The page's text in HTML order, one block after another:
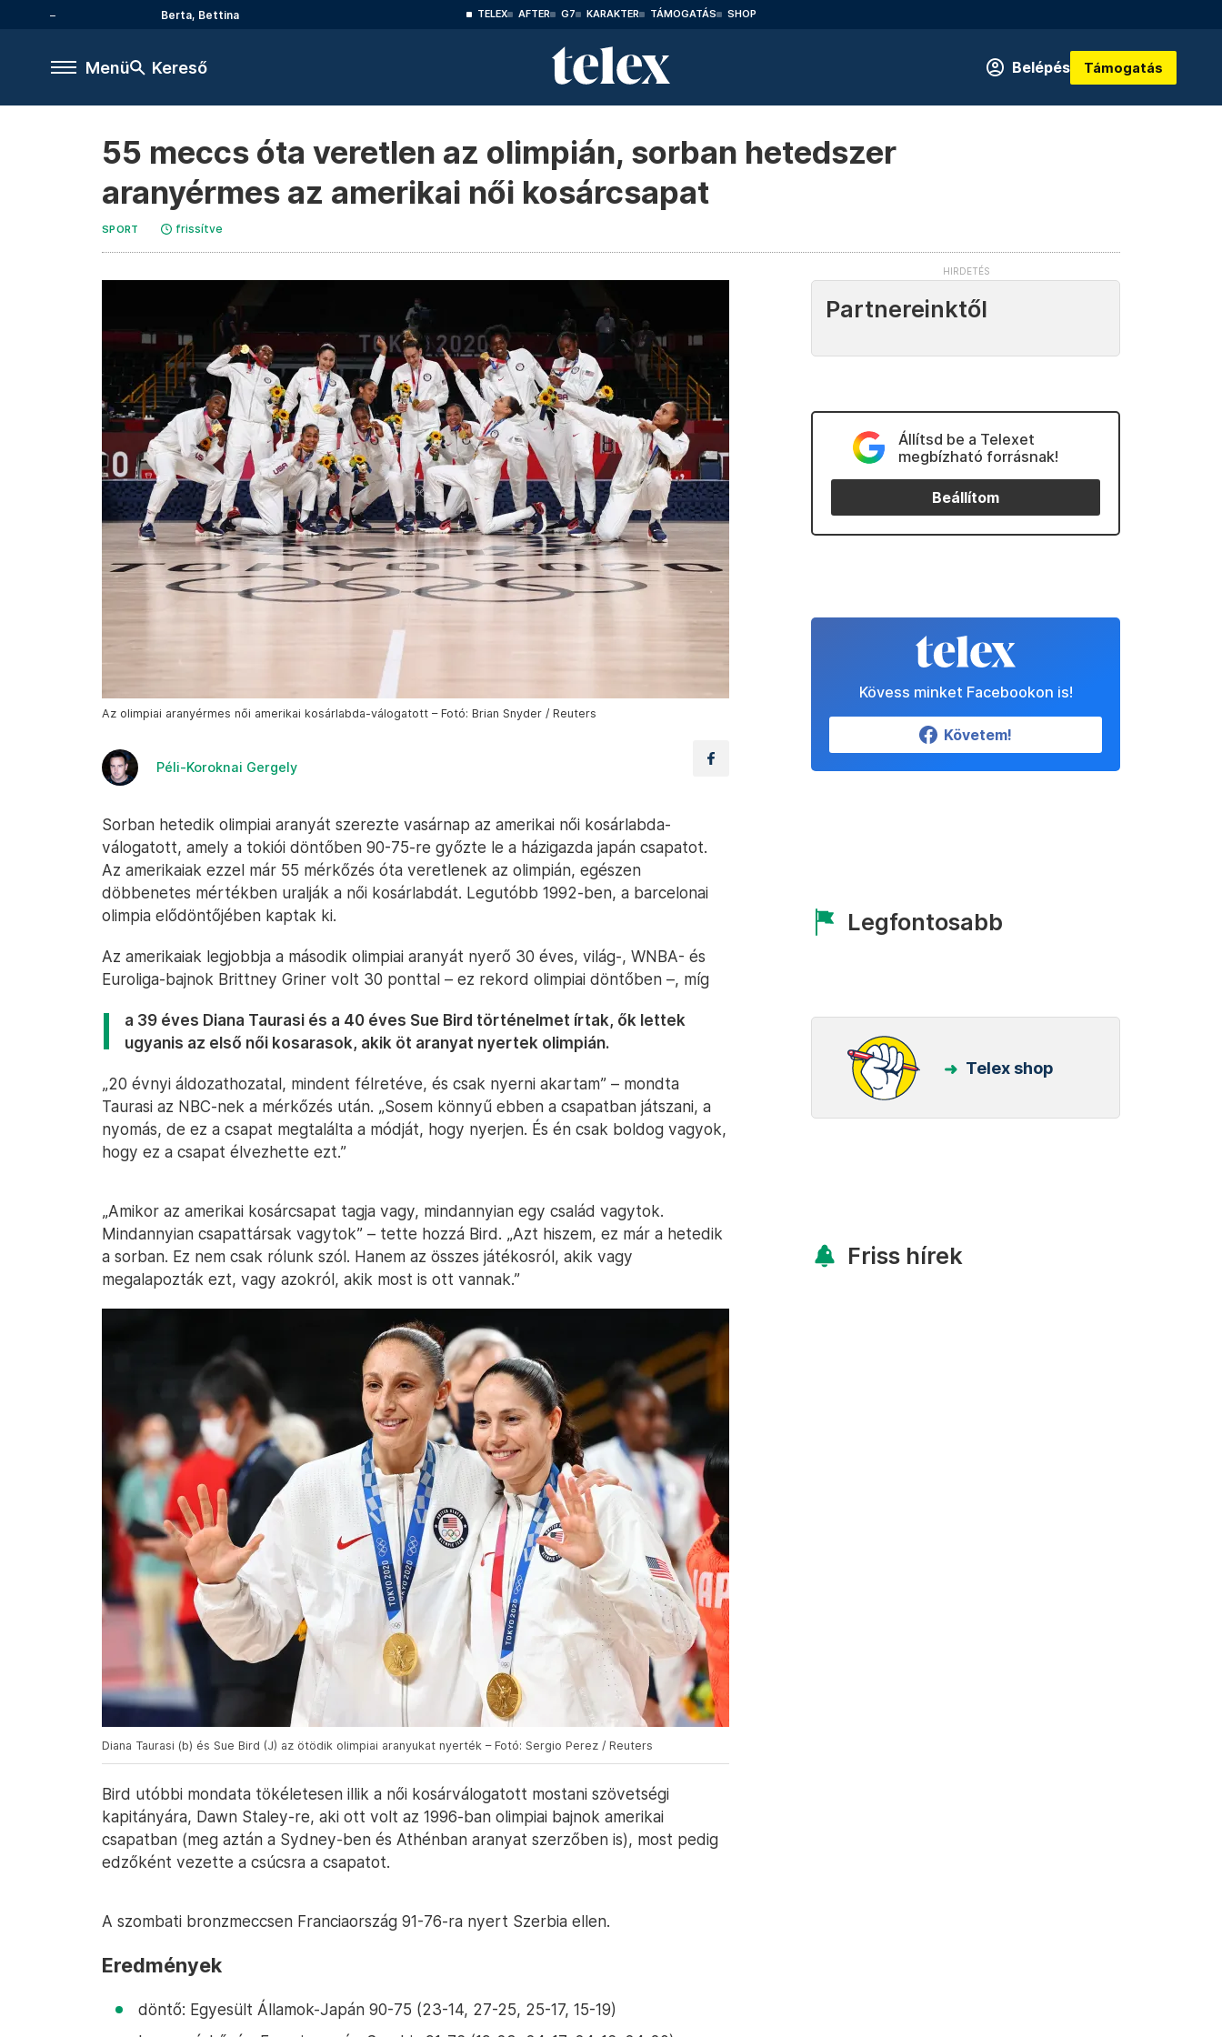
Berta, Bettina TELEX AFTER G7 KARAKTER TÁMOGATÁS SHOP
Menü Kereső Belépés Támogatás
55 meccs óta veretlen az olimpián, sorban hetedszer
aranyérmes az amerikai női kosárcsapat
SPORT frissítve
Az olimpiai aranyérmes női amerikai kosárlabda-válogatott – Fotó: Brian Snyder / Reuters
Péli-Koroknai Gergely
Sorban hetedik olimpiai aranyát szerezte vasárnap az amerikai női kosárlabda-
válogatott, amely a tokiói döntőben 90-75-re győzte le a házigazda japán csapatot.
Az amerikaiak ezzel már 55 mérkőzés óta veretlenek az olimpián, egészen
döbbenetes mértékben uralják a női kosárlabdát. Legutóbb 1992-ben, a barcelonai
olimpia elődöntőjében kaptak ki.
Az amerikaiak legjobbja a második olimpiai aranyát nyerő 30 éves, világ-, WNBA- és
Euroliga-bajnok Brittney Griner volt 30 ponttal – ez rekord olimpiai döntőben –, míg
a 39 éves Diana Taurasi és a 40 éves Sue Bird történelmet írtak, ők lettek
ugyanis az első női kosarasok, akik öt aranyat nyertek olimpián.
„20 évnyi áldozathozatal, mindent félretéve, és csak nyerni akartam” – mondta
Taurasi az NBC-nek a mérkőzés után. „Sosem könnyű ebben a csapatban játszani, a
nyomás, de ez a csapat megtalálta a módját, hogy nyerjen. És én csak boldog vagyok,
hogy ez a csapat élvezhette ezt.”
„Amikor az amerikai kosárcsapat tagja vagy, mindannyian egy család vagytok.
Mindannyian csapattársak vagytok” – tette hozzá Bird. „Azt hiszem, ez már a hetedik
a sorban. Ez nem csak rólunk szól. Hanem az összes játékosról, akik vagy
megalapozták ezt, vagy azokról, akik most is ott vannak.”
Diana Taurasi (b) és Sue Bird (J) az ötödik olimpiai aranyukat nyerték – Fotó: Sergio Perez / Reuters
Bird utóbbi mondata tökéletesen illik a női kosárválogatott mostani szövetségi
kapitányára, Dawn Staley-re, aki ott volt az 1996-ban olimpiai bajnok amerikai
csapatban (meg aztán a Sydney-ben és Athénban aranyat szerzőben is), most pedig
edzőként vezette a csúcsra a csapatot.
A szombati bronzmeccsen Franciaország 91-76-ra nyert Szerbia ellen.
Eredmények
döntő: Egyesült Államok-Japán 90-75 (23-14, 27-25, 25-17, 15-19)
Partnereinktől
Állítsd be a Telexet
megbízható forrásnak!
Beállítom
Kövess minket Facebookon is!
Követem!
Legfontosabb
Telex shop
Friss hírek